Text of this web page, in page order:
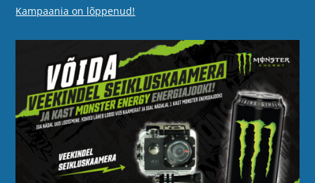
Kampaania on lõppenud!